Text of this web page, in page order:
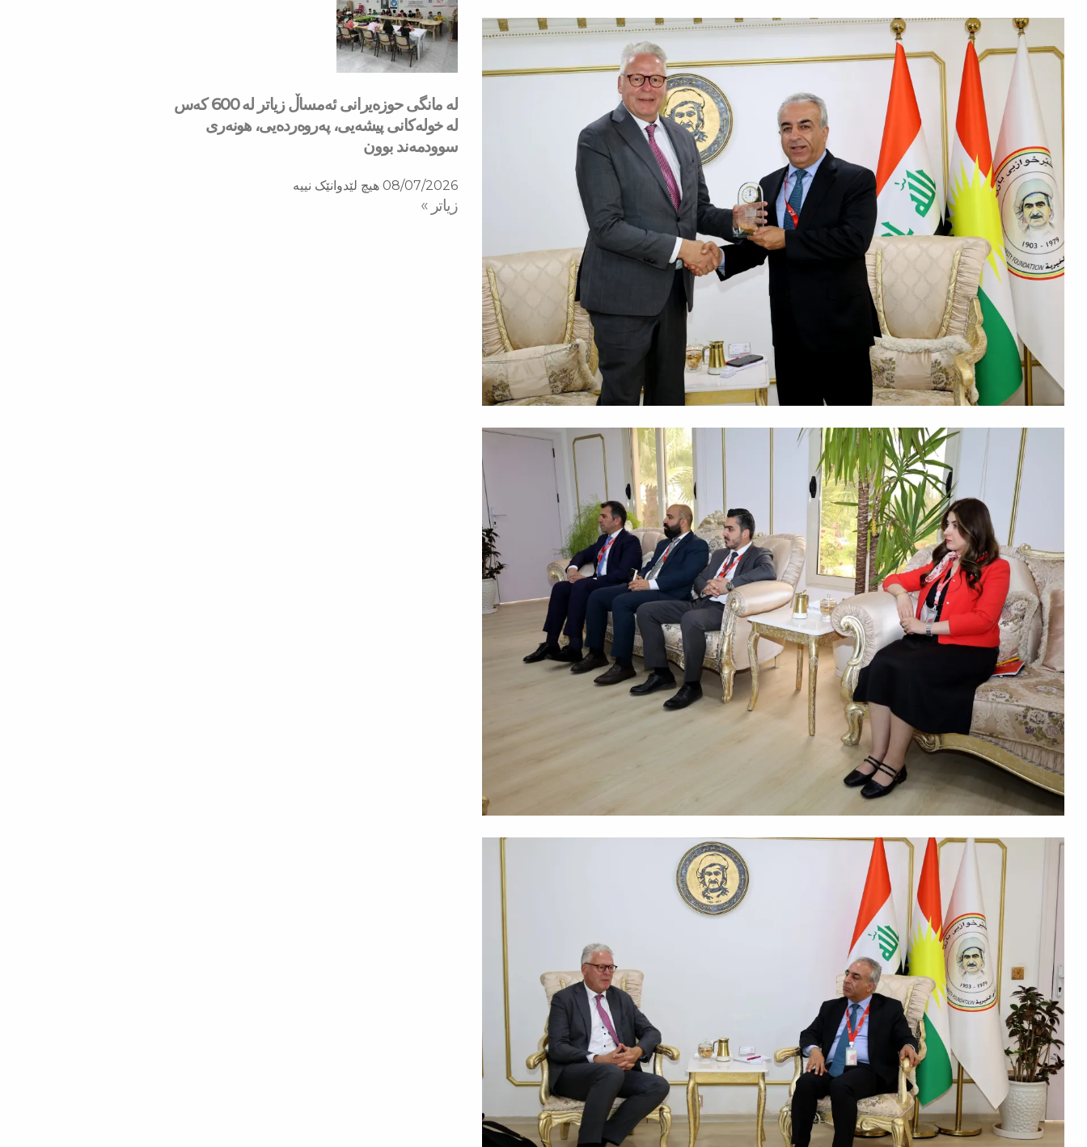
لە مانگی حوزەیرانی ئەمساڵ زیاتر له‌ 600 كه‌س
له‌ خولەكانی پیشەیی، پەروەردەیی، هونەری
سوودمه‌ند بوون
08/07/2026 هیچ لێدوانێک نییە
زیاتر »